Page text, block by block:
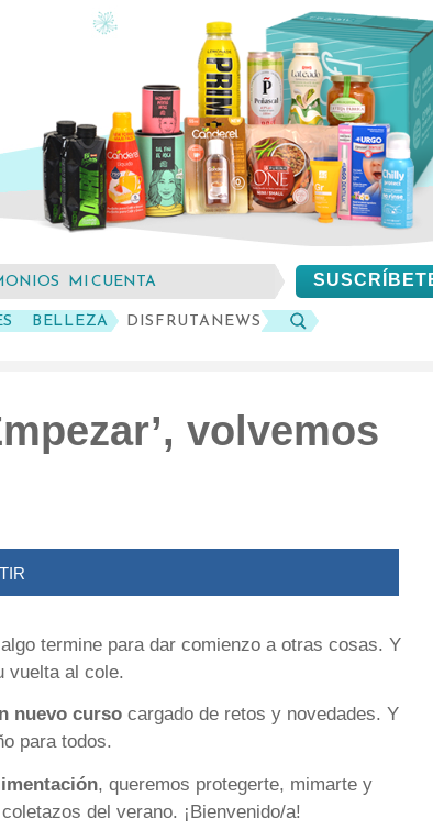
BELLEZA
DISFRUTANEWS
MI CUENTA
volvemos
termine para dar comienzo a otras cosas. Y
vuelta al cole.
nuevo curso cargado de retos y novedades. Y
para todos.
, queremos protegerte, mimarte y
del verano. ¡Bienvenido/a!